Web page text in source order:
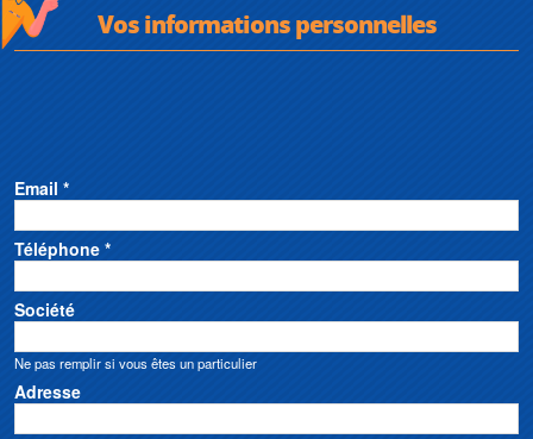
Vos informations personnelles
Email *
Téléphone *
Société
Ne pas remplir si vous êtes un particulier
Adresse